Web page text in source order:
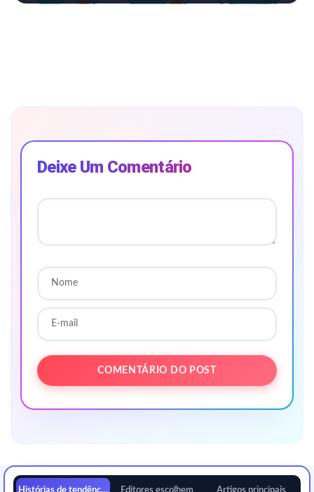
Deixe Um Comentário
Histórias de tendências Editores escolhem Artigos principais